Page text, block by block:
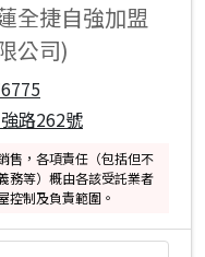
全捷自強加盟
公司)
路262號
售，各項責任（包括但不
務等）概由各該受託業者
控制及負責範圍。